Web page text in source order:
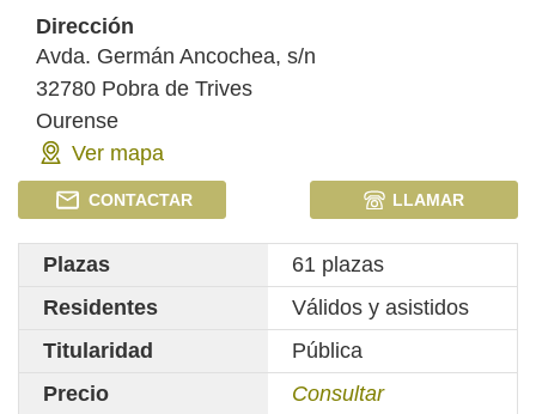
Dirección
Avda. Germán Ancochea, s/n
32780 Pobra de Trives
Ourense
Ver mapa
CONTACTAR LLAMAR
Plazas
61 plazas
Residentes
Válidos y asistidos
Titularidad
Pública
Precio
Consultar